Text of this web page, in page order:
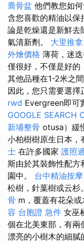
喬骨盆 他們教您如
含您喜歡的精油以保
論是乾燥還是新鮮去
氣清新劑。 大里推拿
外燴價格 薄荷，迷
僅很好，不僅是好的
其他品種在1-2米之
因此，您只需要選
rwd Evergreen即可
GOOGLE SEARCH
新埔整骨 otusa）緩
小柏樹樹原生日本，
士 在許多國家 護照
斯由於其裝飾性配方
園中。 台中精油按摩
松樹，針葉樹或云
骨 m，覆蓋有花朵
容 台胞證 急件 女巫
個在北美東部，有兩
漂亮的小樹木的細膩